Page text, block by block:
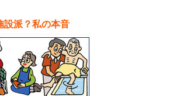
設派？私の本音